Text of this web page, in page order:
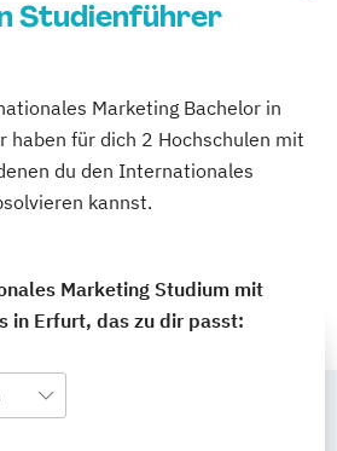
Studienführer
Marketing Bachelor in
haben für dich 2 Hochschulen mit
du den Internationales
kannst.
Marketing Studium mit
in Erfurt, das zu dir passt: